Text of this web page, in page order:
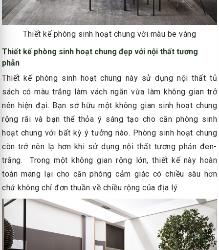
Thiết kế phòng sinh hoạt chung với màu be vàng
Thiết kế phòng sinh hoạt chung đẹp với nội thất tương
phản
Thiết kế phòng sinh hoạt chung này sử dụng nội thất tủ
sách có màu trắng làm vách ngăn vừa làm không gian trở
nên hiện đại. Bạn sở hữu một không gian sinh hoạt chung
rộng rãi và bạn thể thỏa ý sáng tạo cho căn phòng sinh
hoạt chung với bất kỳ ý tưởng nào. Phòng sinh hoạt chung
còn trở nên lạ hơn khi sử dụng nội thất tương phản đen-
trắng. Trong một không gian rộng lớn, thiết kế này hoàn
toàn mang lại cho căn phòng cảm giác có chiều sâu hơn
chứ không chỉ đơn thuần về chiều rộng của địa lý.